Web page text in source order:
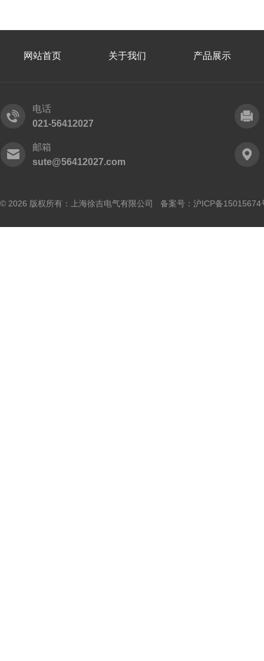
网站首页 关于我们 产品展示
电话
021-56412027
邮箱
sute@56412027.com
© 2026 版权所有：上海徐吉电气有限公司 备案号： 沪ICP备15015674